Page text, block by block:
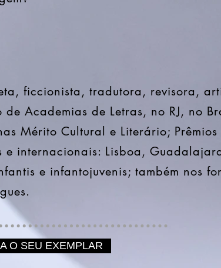
ficcionista, tradutora, revisora,
Academias de Letras, no RJ, no
Mérito Cultural e Literário; Prêmios
internacionais: Lisboa,
e infantojuvenis; também nos
O SEU EXEMPLAR